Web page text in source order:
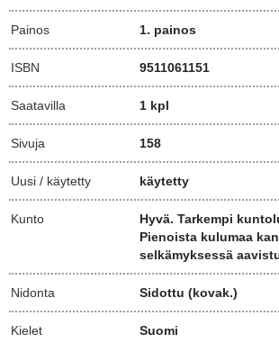
Painos 1. painos
ISBN 9511061151
Saatavilla 1 kpl
Sivuja 158
Uusi / käytetty käytetty
Kunto
Hyvä. Tarkempi
Pienoista kulumaa
selkämyksessä
Nidonta Sidottu (kovak.)
Kielet Suomi